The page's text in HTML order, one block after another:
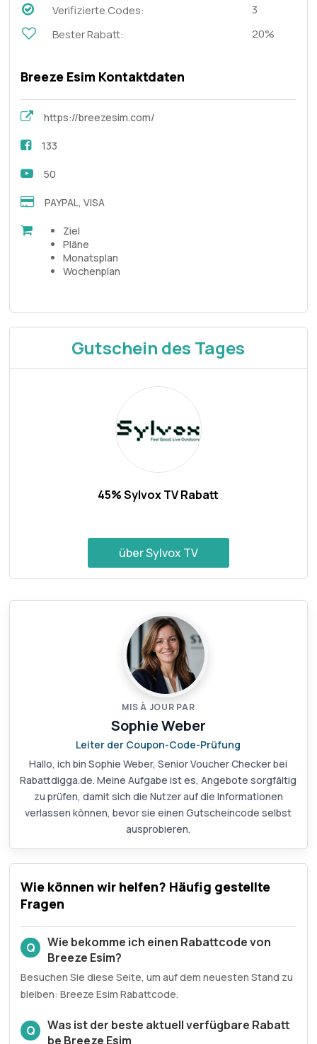
Verifizierte Codes:
3
Bester Rabatt:
20%
Breeze Esim Kontaktdaten
https://breezesim.com/
133
50
PAYPAL, VISA
Ziel
Pläne
Monatsplan
Wochenplan
Gutschein des Tages
45% Sylvox TV Rabatt
über Sylvox TV
MIS À JOUR PAR
Sophie Weber
Leiter der Coupon-Code-Prüfung
Hallo, ich bin Sophie Weber, Senior Voucher Checker bei
Rabattdigga.de. Meine Aufgabe ist es, Angebote sorgfältig
zu prüfen, damit sich die Nutzer auf die Informationen
verlassen können, bevor sie einen Gutscheincode selbst
ausprobieren.
Wie können wir helfen? Häufig gestellte
Fragen
Q
Wie bekomme ich einen Rabattcode von
Breeze Esim?
Besuchen Sie diese Seite, um auf dem neuesten Stand zu
bleiben: Breeze Esim Rabattcode.
Q
Was ist der beste aktuell verfügbare Rabatt
be Breeze Esim